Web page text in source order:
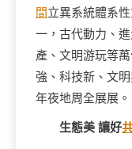
間立異系統體系
一，古代動力、
產、文明游玩等
強、科技新、文
年夜地周全展展。
生態美 讓好